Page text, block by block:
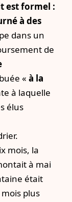
est formel :
à des
dans un
de
« à la
à laquelle
élus
mois, la
à mai
était
plus